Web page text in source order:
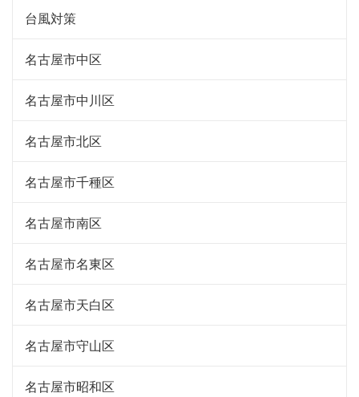
台風対策
名古屋市中区
名古屋市中川区
名古屋市北区
名古屋市千種区
名古屋市南区
名古屋市名東区
名古屋市天白区
名古屋市守山区
名古屋市昭和区